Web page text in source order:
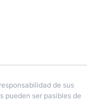
de sus
pueden ser pasibles de